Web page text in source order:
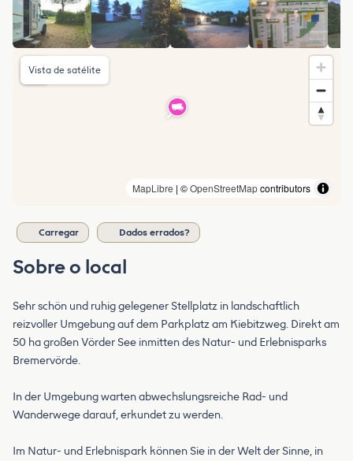
MapLibre | ©OpenStreetMapcontributors
Vista de satélite
Carregar Dados errados?
Sobre o local
Sehr schön und ruhig gelegener Stellplatz in landschaftlich
reizvoller Umgebung auf dem Parkplatz am Kiebitzweg. Direkt am
50 ha großen Vörder See inmitten des Natur- und Erlebnisparks
Bremervörde.
In der Umgebung warten abwechslungsreiche Rad- und
Wanderwege darauf, erkundet zu werden.
Im Natur- und Erlebnispark können Sie in der Welt der Sinne, in